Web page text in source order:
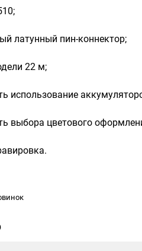
латунный пин-коннектор;
22 м;
использование
выбора цветового